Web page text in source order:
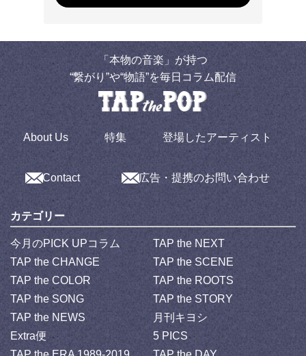
「本物の音楽」が持つ
“繋がり”や“物語”を毎日コラム配信
About Us 特集 登場したアーティスト
Contact 広告・提携のお問い合わせ
カテゴリー
今月のPICK UPコラム
TAP the NEXT
TAP the CHANGE
TAP the SCENE
TAP the COLOR
TAP the ROOTS
TAP the SONG
TAP the STORY
TAP the NEWS
月刊キヨシ
Extra便
5 PICS